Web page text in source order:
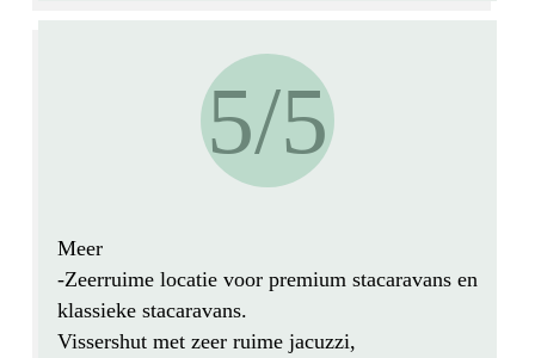
5/5
Meer
-Zeerruime locatie voor premium stacaravans en
klassieke stacaravans.
Vissershut met zeer ruime jacuzzi,